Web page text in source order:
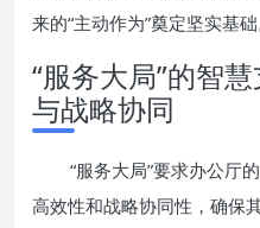
来的“主动作为”奠定坚实基础
“服务大局”的智
与战略协同
“服务大局”要求办公厅
高效性和战略协同性，确保